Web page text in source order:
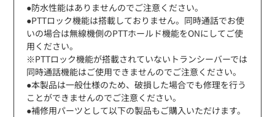
●防水性能はありませんのでご注意ください。
●PTTロック機能は搭載しておりません。同時通話でお使
いの場合は無線機側のPTTホールド機能をONにしてご使
用ください。
※PTTロック機能が搭載されていないトランシーバーでは
同時通話機能はご使用できませんのでご注意ください。
●本製品は一般仕様のため、破損した場合でも修理を行う
ことができませんのでご注意ください。
●補修用パーツとして以下の製品もご購入いただけます。